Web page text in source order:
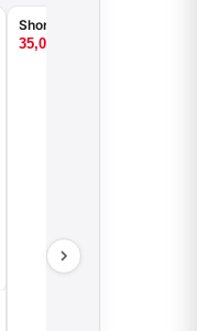
Short de basket VENICE
35,00